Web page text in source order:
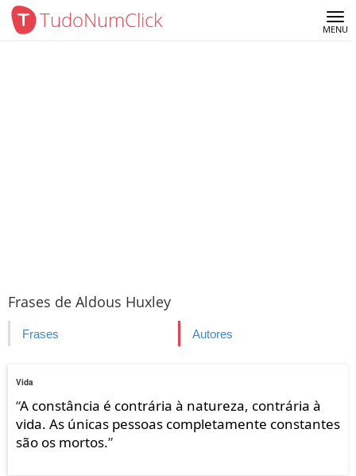
TudoNumClick MENU
Frases de Aldous Huxley
Frases Autores
Vida
“A constância é contrária à natureza, contrária à
vida. As únicas pessoas completamente constantes
são os mortos.”